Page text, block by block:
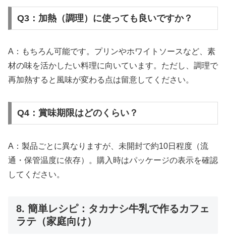
Q3：加熱（調理）に使っても良いですか？
A：もちろん可能です。プリンやホワイトソースなど、素
材の味を活かしたい料理に向いています。ただし、調理で
再加熱すると風味が変わる点は留意してください。
Q4：賞味期限はどのくらい？
A：製品ごとに異なりますが、未開封で約10日程度（流
通・保管温度に依存）。購入時はパッケージの表示を確認
してください。
8. 簡単レシピ：タカナシ牛乳で作るカフェ
ラテ（家庭向け）